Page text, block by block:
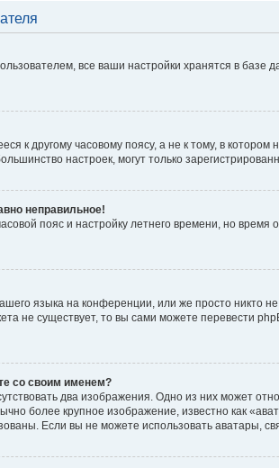
все ваши настройки хранятся в
к другому часовому поясу, а не к тому, в
настроек, могут только
неправильное!
пояс и настройку летнего времени, но
языка на конференции, или же просто никто
не существует, то вы сами можете перевести
со своим именем?
два изображения. Одно из них может
более крупное изображение, известно как
Если вы не можете использовать аватары,